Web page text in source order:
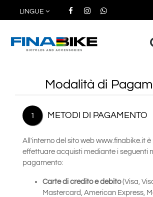
LINGUE
Modalità di
1 METODI DI PAGAMENTO
All'interno del sito web www.finabike.it è
effettuare acquisti mediante i seguenti
pagamento:
Carte di credito e debito(Visa,
Mastercard, American Express,